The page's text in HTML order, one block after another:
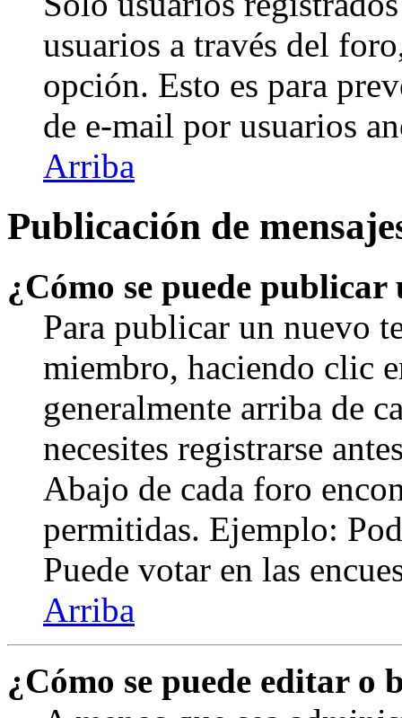
usuarios a través del
opción. Esto es para
de e-mail por usuarios
Arriba
Publicación de
¿Cómo se puede
Para publicar un nuevo
miembro, haciendo clic
generalmente arriba de
necesites registrarse
Abajo de cada foro
permitidas. Ejemplo:
Puede votar en las
Arriba
¿Cómo se puede editar o